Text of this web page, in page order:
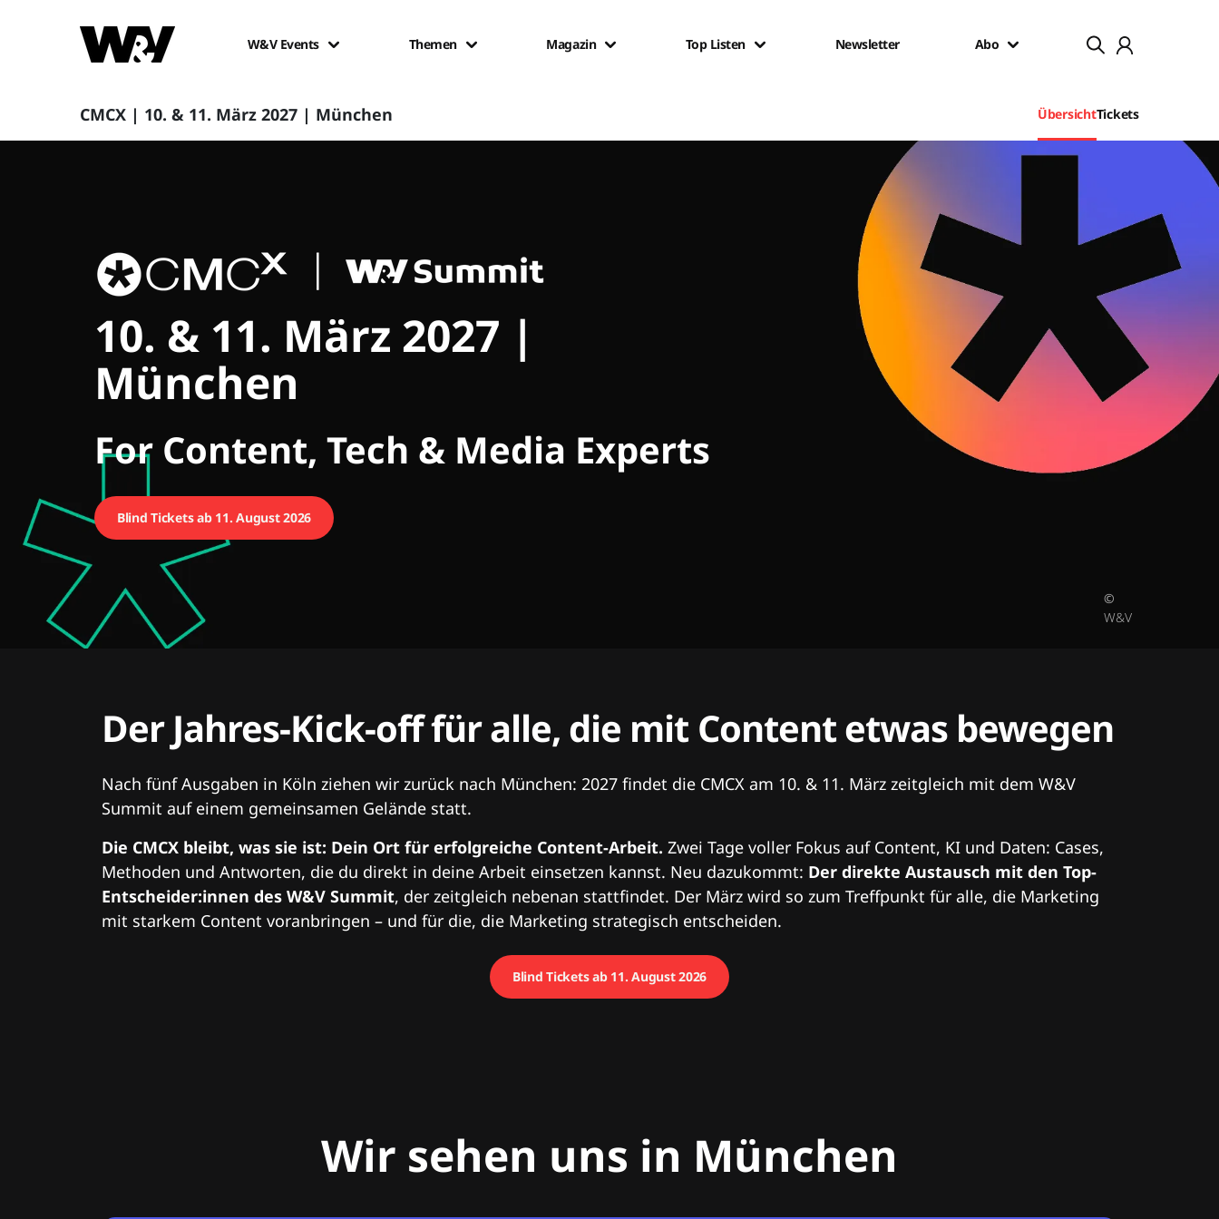
W&V Events Themen Magazin Top Listen Newsletter Abo
CMCX | 10. & 11. März 2027 | München ÜbersichtTickets
CMCX
10. & 11. März 2027 |
München
For Content, Tech & Media Experts
Blind Tickets ab 11. August 2026
©
W&V
Der Jahres-Kick-off für alle, die mit Content etwas bewegen
Nach fünf Ausgaben in Köln ziehen wir zurück nach München: 2027 findet die CMCX am 10. & 11. März zeitgleich mit dem W&V
Summit auf einem gemeinsamen Gelände statt.
Die CMCX bleibt, was sie ist: Dein Ort für erfolgreiche Content-Arbeit. Zwei Tage voller Fokus auf Content, KI und Daten: Cases,
Methoden und Antworten, die du direkt in deine Arbeit einsetzen kannst. Neu dazukommt: Der direkte Austausch mit den Top-
Entscheider:innen des W&V Summit, der zeitgleich nebenan stattfindet. Der März wird so zum Treffpunkt für alle, die Marketing
mit starkem Content voranbringen – und für die, die Marketing strategisch entscheiden.
Blind Tickets ab 11. August 2026
Wir sehen uns in München